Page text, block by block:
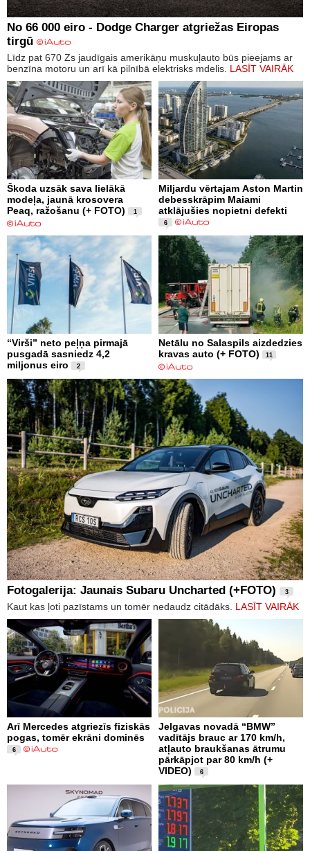
No 66 000 eiro - Dodge Charger atgriežas Eiropas
tirgū
Līdz pat 670 Zs jaudīgais amerikāņu muskuļauto būs pieejams ar
benzīna motoru un arī kā pilnībā elektrisks mdelis. LASĪT VAIRĀK
Škoda uzsāk sava lielākā
modeļa, jaunā krosovera
Peaq, ražošanu (+ FOTO)
1
Miljardu vērtajam Aston Martin
debesskrāpim Maiami
atklājušies nopietni defekti
6
“Virši” neto peļņa pirmajā
pusgadā sasniedz 4,2
miljonus eiro
2
Netālu no Salaspils aizdedzies
kravas auto (+ FOTO)
11
Fotogalerija: Jaunais Subaru Uncharted (+FOTO) 3
Kaut kas ļoti pazīstams un tomēr nedaudz citādāks. LASĪT VAIRĀK
Arī Mercedes atgriezīs fiziskās
pogas, tomēr ekrāni dominēs
6
Jelgavas novadā “BMW”
vadītājs brauc ar 170 km/h,
atļauto braukšanas ātrumu
pārkāpjot par 80 km/h (+
VIDEO)
6